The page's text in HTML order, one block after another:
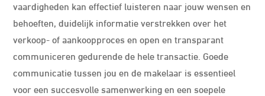
vaardigheden kan effectief luisteren naar jouw wensen en
behoeften, duidelijk informatie verstrekken over het
verkoop- of aankoopproces en open en transparant
communiceren gedurende de hele transactie. Goede
communicatie tussen jou en de makelaar is essentieel
voor een succesvolle samenwerking en een soepele